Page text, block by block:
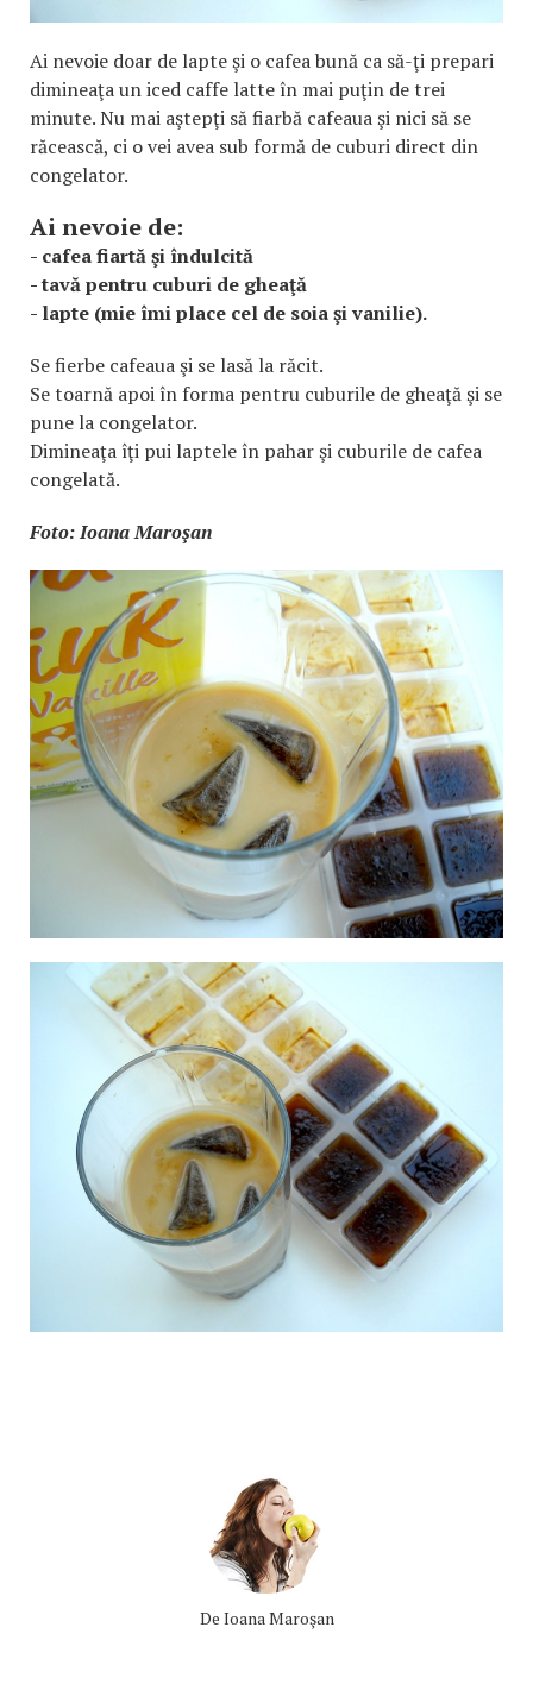
Ai nevoie doar de lapte şi o cafea bună ca să-ţi prepari
dimineaţa un iced caffe latte în mai puţin de trei
minute. Nu mai aştepţi să fiarbă cafeaua şi nici să se
răcească, ci o vei avea sub formă de cuburi direct din
congelator.
Ai nevoie de:
- cafea fiartă şi îndulcită
- tavă pentru cuburi de gheaţă
- lapte (mie îmi place cel de soia şi vanilie).
Se fierbe cafeaua şi se lasă la răcit.
Se toarnă apoi în forma pentru cuburile de gheaţă şi se
pune la congelator.
Dimineaţa îţi pui laptele în pahar şi cuburile de cafea
congelată.
Foto: Ioana Maroşan
De Ioana Maroşan